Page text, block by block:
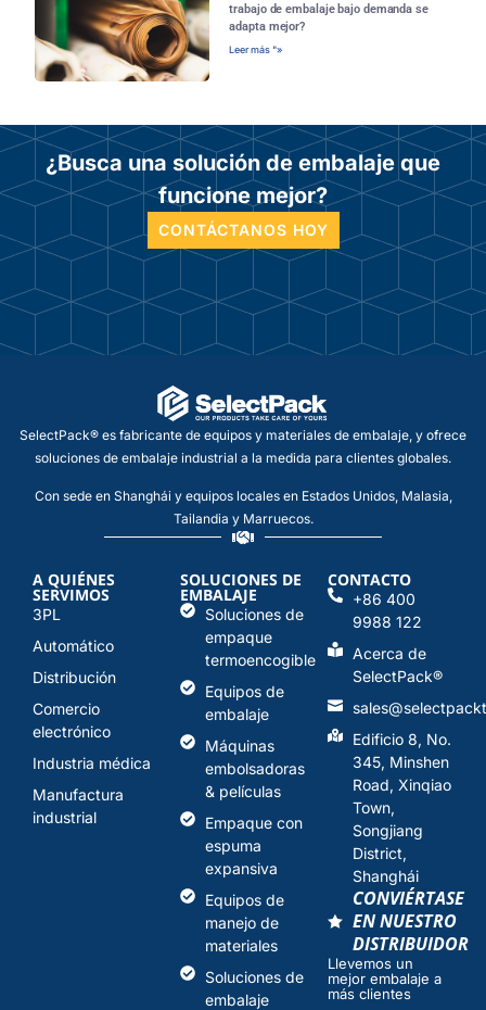
trabajo de embalaje bajo demanda se
adapta mejor?
Leer más "»
¿Busca una solución de embalaje que
funcione mejor?
CONTÁCTANOS HOY
SelectPack® es fabricante de equipos y materiales de embalaje, y ofrece
soluciones de embalaje industrial a la medida para clientes globales.
Con sede en Shanghái y equipos locales en Estados Unidos, Malasia,
Tailandia y Marruecos.
A QUIÉNES
SERVIMOS
3PL
Automático
Distribución
Comercio
electrónico
Industria médica
Manufactura
industrial
SOLUCIONES DE
EMBALAJE
Soluciones de
empaque
termoencogible
Equipos de
embalaje
Máquinas
embolsadoras
& películas
Empaque con
espuma
expansiva
Equipos de
manejo de
materiales
Soluciones de
embalaje
CONTACTO
+86 400
9988 122
Acerca de
SelectPack®
Edificio 8, No.
345, Minshen
Road, Xinqiao
Town,
Songjiang
District,
Shanghái
CONVIÉRTASE
EN NUESTRO
DISTRIBUIDOR
Llevemos un
mejor embalaje a
más clientes